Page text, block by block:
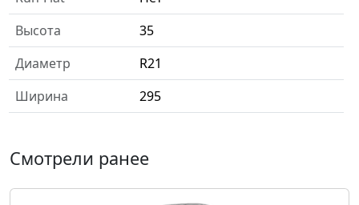
Высота
35
Диаметр
R21
Ширина
295
Смотрели ранее